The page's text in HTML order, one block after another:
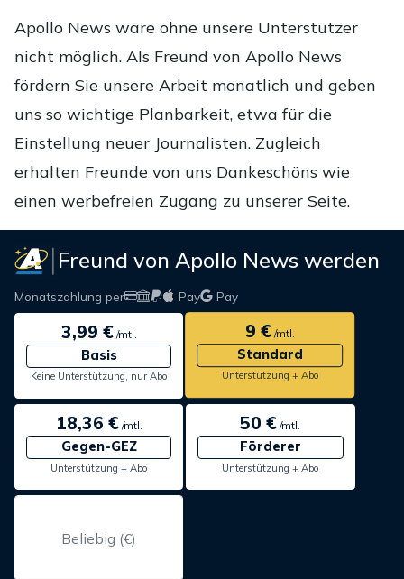
Apollo News wäre ohne unsere Unterstützer
nicht möglich. Als Freund von Apollo News
fördern Sie unsere Arbeit monatlich und geben
uns so wichtige Planbarkeit, etwa für die
Einstellung neuer Journalisten. Zugleich
erhalten Freunde von uns Dankeschöns wie
einen werbefreien Zugang zu unserer Seite.
Freund von Apollo News werden
Monatszahlung per Pay Pay
3,99 €/mtl.
Basis
Keine Unterstützung, nur Abo
9 €/mtl.
Standard
Unterstützung + Abo
18,36 €/mtl.
Gegen-GEZ
Unterstützung + Abo
50 € /mtl.
Förderer
Unterstützung + Abo